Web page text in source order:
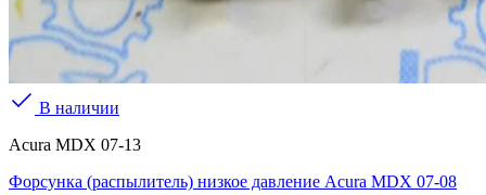
В наличии
Acura MDX 07-13
Форсунка (распылитель) низкое давление Acura MDX 07-08